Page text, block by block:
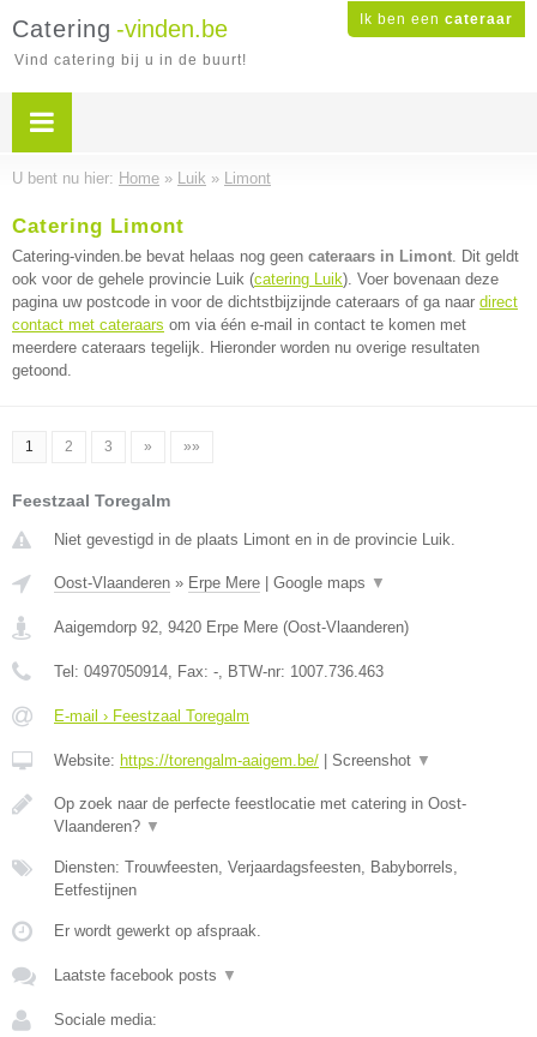
Ik ben een cateraar
Catering -vinden.be
Vind catering bij u in de buurt!
U bent nu hier: Home » Luik » Limont
Catering Limont
Catering-vinden.be bevat helaas nog geen cateraars in Limont. Dit geldt
ook voor de gehele provincie Luik (catering Luik). Voer bovenaan deze
pagina uw postcode in voor de dichtstbijzijnde cateraars of ga naar direct
contact met cateraars om via één e-mail in contact te komen met
meerdere cateraars tegelijk. Hieronder worden nu overige resultaten
getoond.
1 2 3 » »»
Feestzaal Toregalm
Niet gevestigd in de plaats Limont en in de provincie Luik.
Oost-Vlaanderen » Erpe Mere Google maps ▼
Aaigemdorp 92, 9420 Erpe Mere (Oost-Vlaanderen)
Tel: 0497050914, Fax: -, BTW-nr: 1007.736.463
E-mail › Feestzaal Toregalm
Website: https://torengalm-aaigem.be/ Screenshot ▼
Op zoek naar de perfecte feestlocatie met catering in Oost-
Vlaanderen? ▼
Diensten: Trouwfeesten, Verjaardagsfeesten, Babyborrels,
Eetfestijnen
Er wordt gewerkt op afspraak.
Laatste facebook posts ▼
Sociale media: